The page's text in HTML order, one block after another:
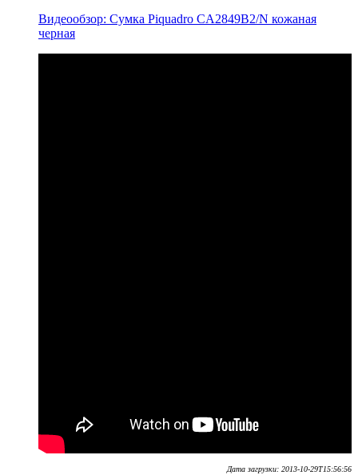
Видеообзор: Сумка Piquadro CA2849B2/N кожаная
черная
Дата загрузки: 2013-10-29T15:56:56